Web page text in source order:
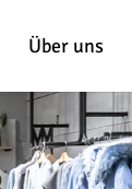
Über uns